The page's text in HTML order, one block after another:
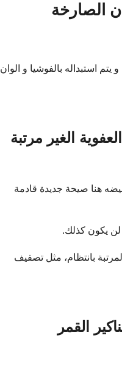
الصارخة
يتم استبداله بالفوشيا و الوان
الغير مرتبة
هنا صيحة جديدة قادمة
بانتظام، مثل تصفيف
القمر